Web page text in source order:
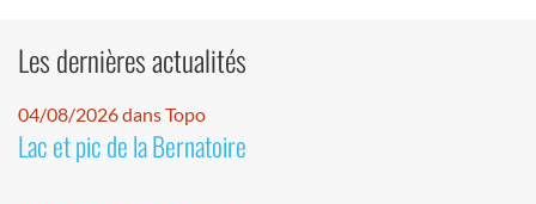
Les dernières actualités
04/08/2026 dans Topo
Lac et pic de la Bernatoire